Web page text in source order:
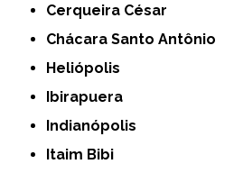
Cerqueira César
Chácara Santo Antônio
Heliópolis
Ibirapuera
Indianópolis
Itaim Bibi